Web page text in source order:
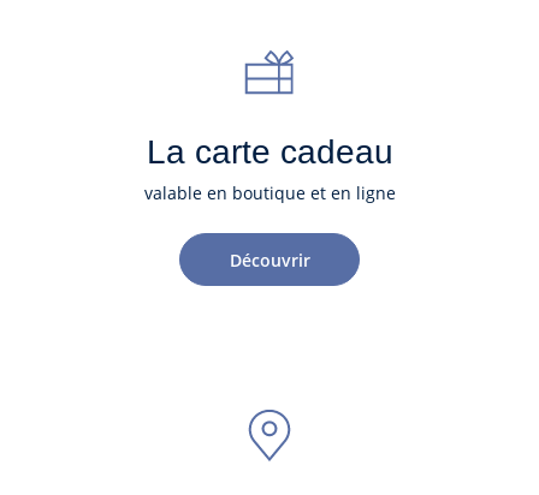
La carte cadeau
valable en boutique et en ligne
Découvrir